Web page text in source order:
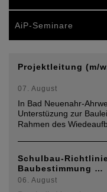
AiP-Seminare
Projektleitung (m/
07. August
In Bad Neuenahr-
Unterstüzung zur
Rahmen des
Schulbau-
Baubestimmung …
06. August